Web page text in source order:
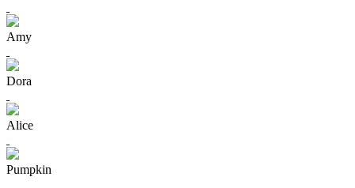
Amy
Dora
Alice
Pumpkin